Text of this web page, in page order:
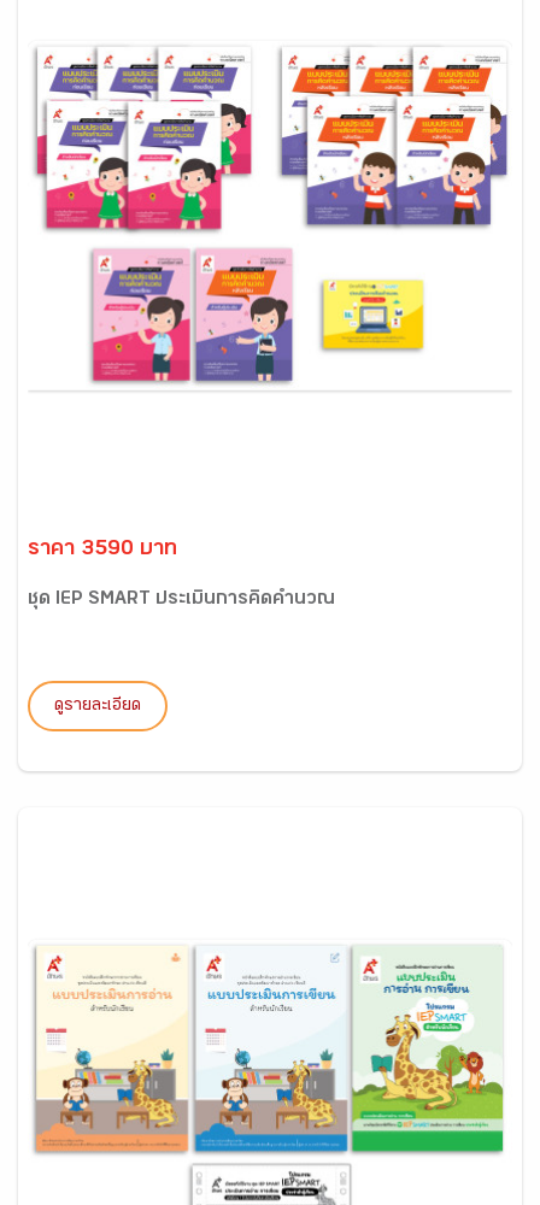
ราคา 3590 บาท
ชุด IEP SMART ประเมินการคิดคำนวณ
ดูรายละเอียด